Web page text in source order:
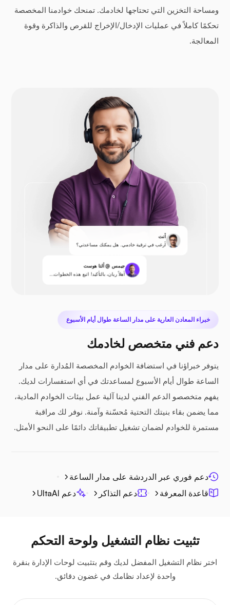
ومساحة التخزين التي تحتاجها لخادمك. تمنحك خوادمنا المخصصة
تحكمًا كاملاً في عمليات الإدخال/الإخراج للقرص والذاكرة وقوة
المعالجة.
أنت
أرغب في ترقية خادمي. هل يمكنك مساعدتي؟
جيمس @ ألتا هوست
أهلاً ريان، بالتأكيد! اتبع هذه الخطوات...
خبراء المعادن العارية على مدار الساعة طوال أيام الأسبوع
دعم فني متخصص لخادمك
يتوفر خبراؤنا في استضافة الخوادم المخصصة المُدارة على مدار
الساعة طوال أيام الأسبوع لمساعدتك في أي استفسارات لديك.
يفهم متخصصو الدعم الفني لدينا آلية عمل بيئات الخوادم المادية،
مما يضمن بقاء بنيتك التحتية مُحسّنة وآمنة. نوفر لك مراقبة
مستمرة للخوادم لضمان تشغيل تطبيقاتك دائمًا على النحو الأمثل.
دعم فوري عبر الدردشة على مدار الساعة
قاعدة المعرفة
دعم التذاكر دعم UltaAI
تثبيت نظام التشغيل ولوحة التحكم
اختر نظام التشغيل المفضل لديك وقم بتثبيت لوحات الإدارة بنقرة
واحدة لإعداد نظامك في غضون دقائق.